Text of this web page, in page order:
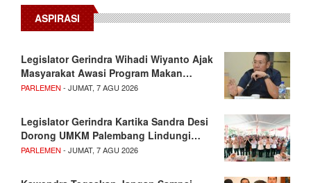
ASPIRASI
Legislator Gerindra Wihadi Wiyanto Ajak
Masyarakat Awasi Program Makan…
PARLEMEN - JUMAT, 7 AGU 2026
Legislator Gerindra Kartika Sandra Desi
Dorong UMKM Palembang Lindungi…
PARLEMEN - JUMAT, 7 AGU 2026